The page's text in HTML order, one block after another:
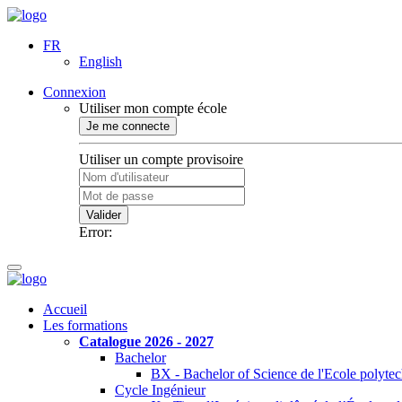
FR
English
Connexion
Utiliser mon compte école
Je me connecte
Utiliser un compte provisoire
Valider
Error:
Accueil
Les formations
Catalogue 2026 - 2027
Bachelor
BX - Bachelor of Science de l'Ecole
Cycle Ingénieur